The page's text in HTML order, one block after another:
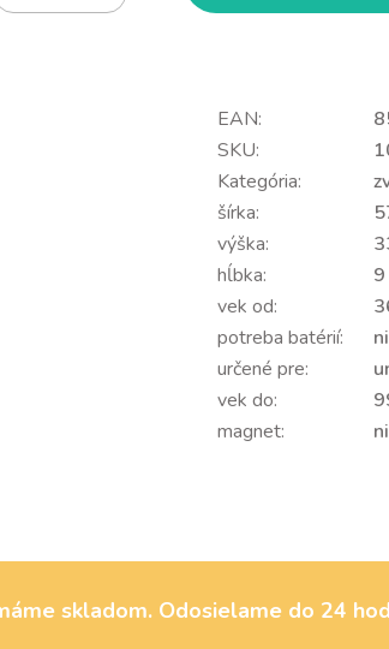
EAN:
SKU:
Kategória:
šírka:
výška:
hĺbka:
9
vek od:
potreba batérií:
určené pre:
vek do:
magnet:
skladom. Odosielame do 24